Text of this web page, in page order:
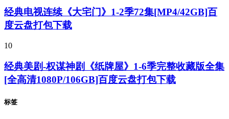
经典电视连续《大宅门》1-2季72集[MP4/42GB]百
度云盘打包下载
10
经典美剧-权谋神剧《纸牌屋》1-6季完整收藏版全集
[全高清1080P/106GB]百度云盘打包下载
标签